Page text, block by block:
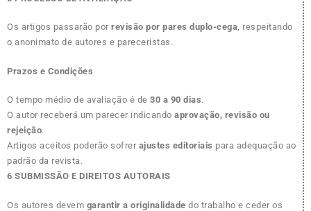
Os artigos passarão por revisão por pares duplo-cega, respeitando
o anonimato de autores e pareceristas.
Prazos e Condições
O tempo médio de avaliação é de 30 a 90 dias.
O autor receberá um parecer indicando aprovação, revisão ou
rejeição.
Artigos aceitos poderão sofrer ajustes editoriais para adequação ao
padrão da revista.
6 SUBMISSÃO E DIREITOS AUTORAIS
Os autores devem garantir a originalidade do trabalho e ceder os